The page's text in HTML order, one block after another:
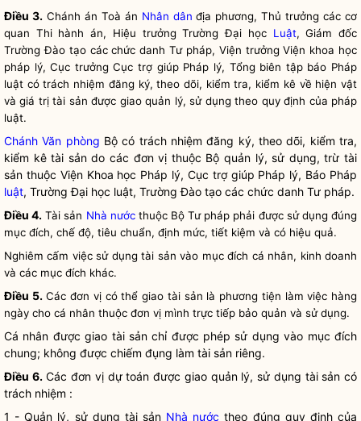
Điều 3. Chánh án Toà án Nhân dân địa phương, Thủ trưởng các cơ
quan Thi hành án, Hiệu trưởng Trường Đại học Luật, Giám đốc
Trường Đào tạo các chức danh Tư pháp, Viện trưởng Viện khoa học
pháp lý, Cục trưởng Cục trợ giúp Pháp lý, Tổng biên tập báo Pháp
luật có trách nhiệm đăng ký, theo dõi, kiểm tra, kiểm kê về hiện vật
và giá trị tài sản được giao quản lý, sử dụng theo quy định của pháp
luật.
Chánh Văn phòng Bộ có trách nhiệm đăng ký, theo dõi, kiểm tra,
kiểm kê tài sản do các đơn vị thuộc Bộ quản lý, sử dụng, trừ tài
sản thuộc Viện Khoa học Pháp lý, Cục trợ giúp Pháp lý, Báo Pháp
luật, Trường Đại học luật, Trường Đào tạo các chức danh Tư pháp.
Điều 4. Tài sản Nhà nướcthuộc Bộ Tư pháp phải được sử dụng đúng
mục đích, chế độ, tiêu chuẩn, định mức, tiết kiệm và có hiệu quả.
Nghiêm cấm việc sử dụng tài sản vào mục đích cá nhân, kinh doanh
và các mục đích khác.
Điều 5. Các đơn vị có thể giao tài sản là phương tiện làm việc hàng
ngày cho cá nhân thuộc đơn vị mình trực tiếp bảo quản và sử dụng.
Cá nhân được giao tài sản chỉ được phép sử dụng vào mục đích
chung; không được chiếm đụng làm tài sản riêng.
Điều 6.Các đơn vị dự toán được giao quản lý, sử dụng tài sản có
trách nhiệm :
1 - Quản lý, sử dụng tài sản Nhà nước theo đúng quy định của